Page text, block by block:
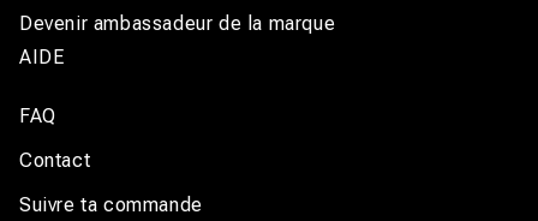
Devenir ambassadeur de la marque
AIDE
FAQ
Contact
Suivre ta commande